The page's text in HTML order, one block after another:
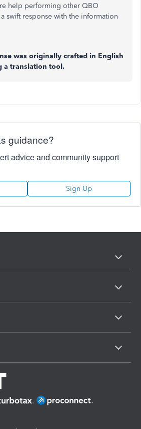
help performing other QBO
swift response with the information
was originally crafted in English
a translation tool.
guidance?
advice and community support
Sign Up